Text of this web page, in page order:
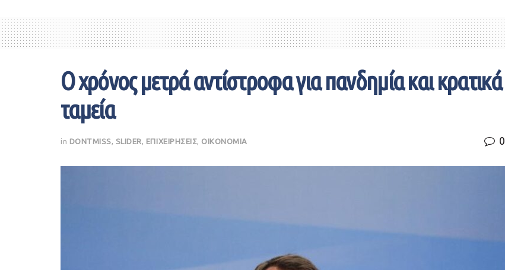
Ο χρόνος μετρά αντίστροφα για πανδημία και κρατικά
ταμεία
in DONTMISS SLIDER ΕΠΙΧΕΙΡΗΣΕΙΣ ΟΙΚΟΝΟΜΙΑ 0